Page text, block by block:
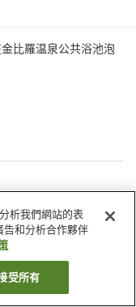
比羅温泉公共浴池泡
機
析我們網站的表
告和分析合作夥伴
受所有